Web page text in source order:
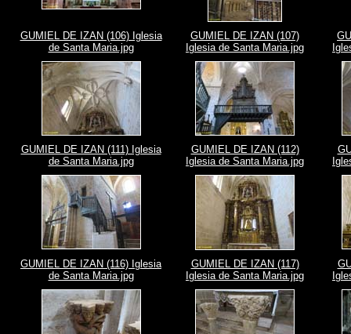
GUMIEL DE IZAN (106) Iglesia
de Santa Maria.jpg
GUMIEL DE IZAN (107)
Iglesia de Santa Maria.jpg
GUMIEL DE IZAN (111) Iglesia
de Santa Maria.jpg
GUMIEL DE IZAN (112)
Iglesia de Santa Maria.jpg
GUMIEL DE IZAN (116) Iglesia
de Santa Maria.jpg
GUMIEL DE IZAN (117)
Iglesia de Santa Maria.jpg